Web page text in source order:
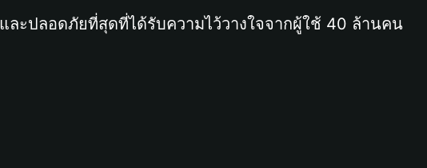
ะปลอดภัยที่สุดที่ได้รับความไว้วางใจจากผู้ใช้ 40 ล้านคน